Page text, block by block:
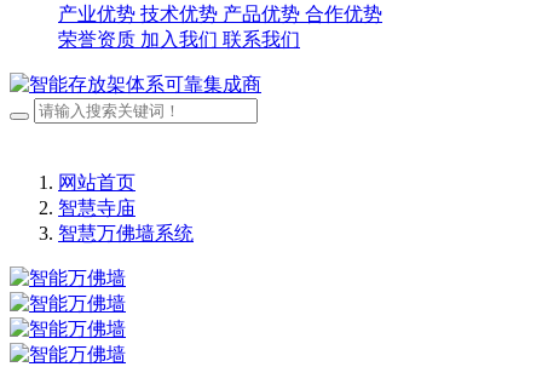
产业优势 技术优势 产品优势 合作优势
荣誉资质 加入我们 联系我们
网站首页
智慧寺庙
智慧万佛墙系统